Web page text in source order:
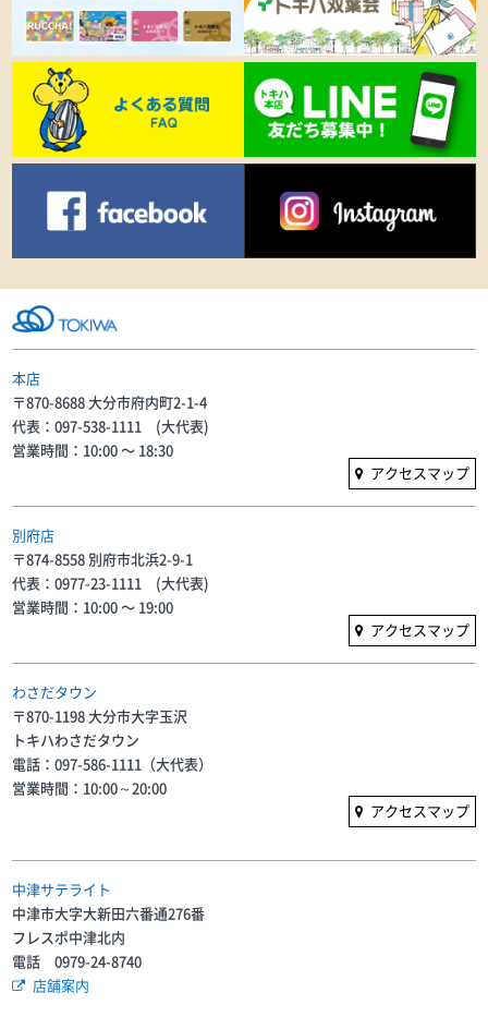
本店
〒870-8688 大分市府内町2-1-4
代表：097-538-1111 (大代表)
営業時間：10:00 〜 18:30
アクセスマップ
別府店
〒874-8558 別府市北浜2-9-1
代表：0977-23-1111 (大代表)
営業時間：10:00 〜 19:00
アクセスマップ
わさだタウン
〒870-1198 大分市大字玉沢
トキハわさだタウン
電話：097-586-1111（大代表）
営業時間：10:00～20:00
アクセスマップ
中津サテライト
中津市大字大新田六番通276番
フレスポ中津北内
電話 0979-24-8740
店舗案内